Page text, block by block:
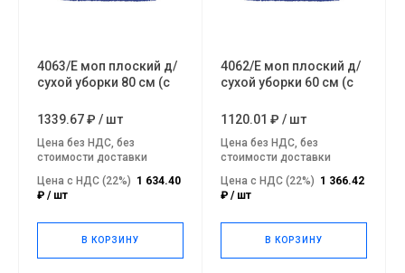
4063/E моп плоский д/
сухой уборки 80 см (с
1339.67 ₽ / шт
Цена без НДС, без
стоимости доставки
Цена с НДС (22%) 1 634.40
₽ / шт
В КОРЗИНУ
4062/E моп плоский д/
сухой уборки 60 см (с
1120.01 ₽ / шт
Цена без НДС, без
стоимости доставки
Цена с НДС (22%) 1 366.42
₽ / шт
В КОРЗИНУ